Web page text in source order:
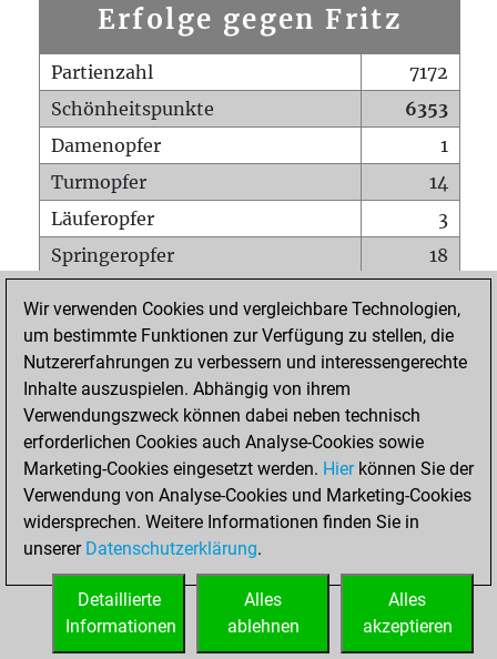
Erfolge gegen Fritz
Partienzahl
7172
Schönheitspunkte
6353
Damenopfer
1
Turmopfer
14
Läuferopfer
3
Springeropfer
18
Matt auf vollem Brett
0
Bauer setzt Matt
0
Erstickte Matts
Unterverwandlungen
Türme auf der siebten
1
STARTSEITE
Wir verwenden Cookies und vergleichbare Technologien,
um bestimmte Funktionen zur Verfügung zu stellen, die
Nutzererfahrungen zu verbessern und interessengerechte
Inhalte auszuspielen. Abhängig von ihrem
Verwendungszweck können dabei neben technisch
erforderlichen Cookies auch Analyse-Cookies sowie
Marketing-Cookies eingesetzt werden. Hierkönnen Sie der
Verwendung von Analyse-Cookies und Marketing-Cookies
widersprechen. Weitere Informationen finden Sie in
unserer Datenschutzerklärung.
Alles
akzeptieren
Alles
ablehnen
Detaillierte
Informationen